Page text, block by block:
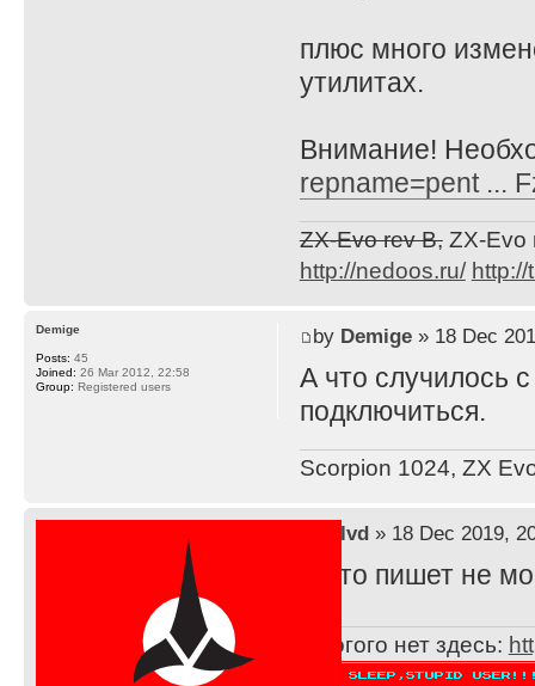
плюс много
утилитах.
Внимание!
repname=pent ...
ZX-Evo rev B,ZX-Evo
http://nedoos.ru/ http://
by Demige» 18 Dec
А что случилось
подключиться.
Scorpion 1024, ZX
Demige
Posts: 45
Joined: 26 Mar 2012, 22:58
Group: Registered users
lvd» 18 Dec 2019,
А что пишет не
Многого нет здесь: